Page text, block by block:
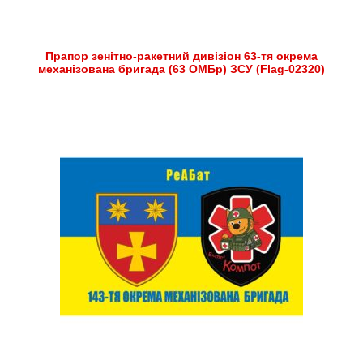
Прапор зенітно-ракетний дивізіон 63-тя окрема
механізована бригада (63 ОМБр) ЗСУ (Flag-02320)